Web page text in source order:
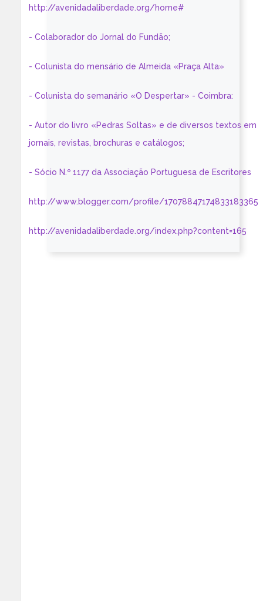
http://avenidadaliberdade.org/home#
- Colaborador do Jornal do Fundão;
- Colunista do mensário de Almeida «Praça Alta»
- Colunista do semanário «O Despertar» - Coimbra:
- Autor do livro «Pedras Soltas» e de diversos textos em
jornais, revistas, brochuras e catálogos;
- Sócio N.º 1177 da Associação Portuguesa de Escritores
http://www.blogger.com/profile/17078847174833183365
http://avenidadaliberdade.org/index.php?content=165